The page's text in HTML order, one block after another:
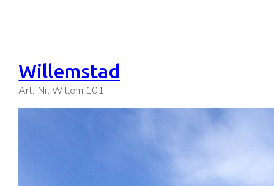
Willemstad
Art.-Nr. Willem 101